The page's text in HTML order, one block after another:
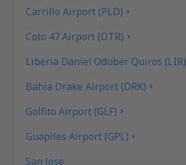
Carrillo Airport (PLD)
Coto 47 Airport (OTR)
Liberia Daniel Oduber Quiros (LIR)
Bahia Drake Airport (DRK)
Golfito Airport (GLF)
Guapiles Airport (GPL)
San Jose